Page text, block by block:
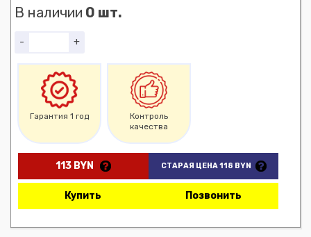
В наличии 0 шт.
- +
Гарантия 1 год
Контроль
качества
113 BYN СТАРАЯ ЦЕНА 118 BYN
Купить Позвонить